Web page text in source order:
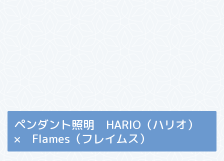
ペンダント照明 HARIO（ハリオ）
× Flames（フレイムス）